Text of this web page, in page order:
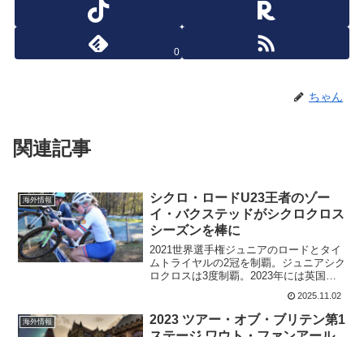
0
ちゃん
関連記事
海外情報
シクロ・ロードU23王者のゾー
イ・バクステッドがシクロクロス
シーズンを棒に
2021世界選手権ジュニアのロードとタイ
ムトライヤルの2冠を制覇。ジュニアシク
ロクロスは3度制覇。2023年には英国シ
クロクロス選手権制覇。2024・2025世界
選手権U23シクロクロス王者。ロードで
は2年連続U23世界王者。21歳にしてロ...
2025.11.02
海外情報
2023 ツアー・オブ・ブリテン第1